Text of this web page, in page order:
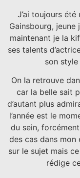
J’ai toujours
Gainsbourg, jeune
maintenant je la
ses talents
son style
On la retrouve
car la belle sait
d’autant plus
l’année est le
du sein,
des cas dans mon
sur le sujet mais
rédige